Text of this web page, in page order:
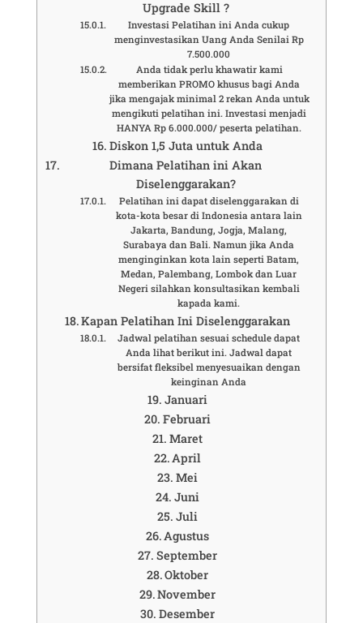
Upgrade Skill ?
Investasi Pelatihan ini Anda cukup
menginvestasikan Uang Anda Senilai Rp
7.500.000
Anda tidak perlu khawatir kami
memberikan PROMO khusus bagi Anda
jika mengajak minimal 2 rekan Anda untuk
mengikuti pelatihan ini. Investasi menjadi
HANYA Rp 6.000.000/ peserta pelatihan.
Diskon 1,5 Juta untuk Anda
Dimana Pelatihan ini Akan
Diselenggarakan?
Pelatihan ini dapat diselenggarakan di
kota-kota besar di Indonesia antara lain
Jakarta, Bandung, Jogja, Malang,
Surabaya dan Bali. Namun jika Anda
menginginkan kota lain seperti Batam,
Medan, Palembang, Lombok dan Luar
Negeri silahkan konsultasikan kembali
kapada kami.
Kapan Pelatihan Ini Diselenggarakan
Jadwal pelatihan sesuai schedule dapat
Anda lihat berikut ini. Jadwal dapat
bersifat fleksibel menyesuaikan dengan
keinginan Anda
Januari
Februari
Maret
April
Mei
Juni
Juli
Agustus
September
Oktober
November
Desember